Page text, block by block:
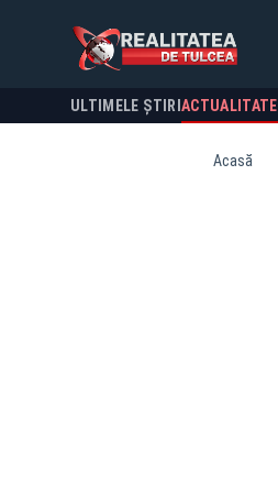
ULTIMELE ȘTIRI ACTUALITATE
Acasă